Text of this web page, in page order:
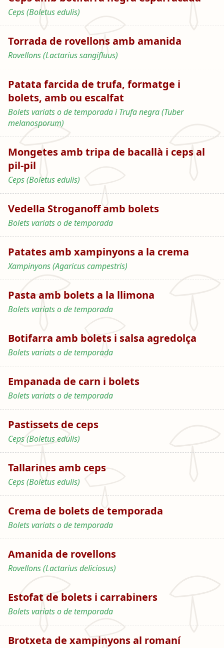
Ceps (Boletus edulis)
Torrada de rovellons amb amanida
Rovellons (Lactarius sangifluus)
Patata farcida de trufa, formatge i
bolets, amb ou escalfat
Bolets variats o de temporada i Trufa negra (Tuber
melanosporum)
Mongetes amb tripa de bacallà i ceps al
pil-pil
Ceps (Boletus edulis)
Vedella Stroganoff amb bolets
Bolets variats o de temporada
Patates amb xampinyons a la crema
Xampinyons (Agaricus campestris)
Pasta amb bolets a la llimona
Bolets variats o de temporada
Botifarra amb bolets i salsa agredolça
Bolets variats o de temporada
Empanada de carn i bolets
Bolets variats o de temporada
Pastissets de ceps
Ceps (Boletus edulis)
Tallarines amb ceps
Ceps (Boletus edulis)
Crema de bolets de temporada
Bolets variats o de temporada
Amanida de rovellons
Rovellons (Lactarius deliciosus)
Estofat de bolets i carrabiners
Bolets variats o de temporada
Brotxeta de xampinyons al romaní